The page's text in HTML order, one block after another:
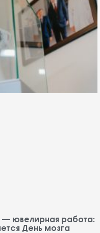
— ювелирная работа:
День мозга